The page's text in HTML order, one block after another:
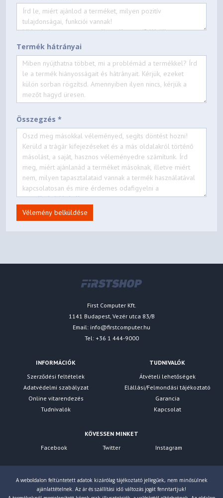
Termék hátrányai
Összegzés *
Vélemény belküldése
First Computer Kft.
1141 Budapest, Vezér utca 83/B
Email: info@firstcomputer.hu
Tel: +36 1 444-9000
INFORMÁCIÓK
Szerződési feltételek
Adatvédelmi szabályzat
Online vitarendezés
Tudnivalók
TUDNIVALÓK
Átvételi lehetőségek
Elállási/Felmondási tájékoztató
Garancia
Kapcsolat
KÖVESSEN MINKET
Facebook
Twitter Instagram
A weboldalon feltüntetett adatok kizárólag tájékoztató jellegűek, nem minősülnek
ajánlattételnek. Az ár és szállítási idő változás jogát fenntartjuk!